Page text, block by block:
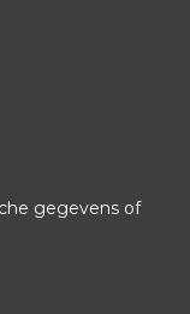
gegevens of